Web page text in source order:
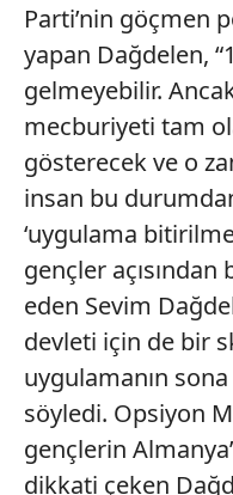
Parti’nin göçmen
yapan Dağdelen,
gelmeyebilir.
mecburiyeti tam
gösterecek ve o
insan bu
‘uygulama
gençler
eden Sevim
devleti için de bir
uygulamanın
söyledi. Opsiyon
gençlerin
dikkati çeken